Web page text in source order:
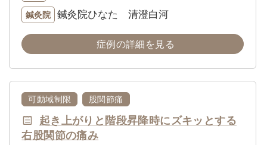
鍼灸院 鍼灸院ひなた 清澄白河
症例の詳細を見る
可動域制限 股関節痛
起き上がりと階段昇降時にズキッとする
右股関節の痛み